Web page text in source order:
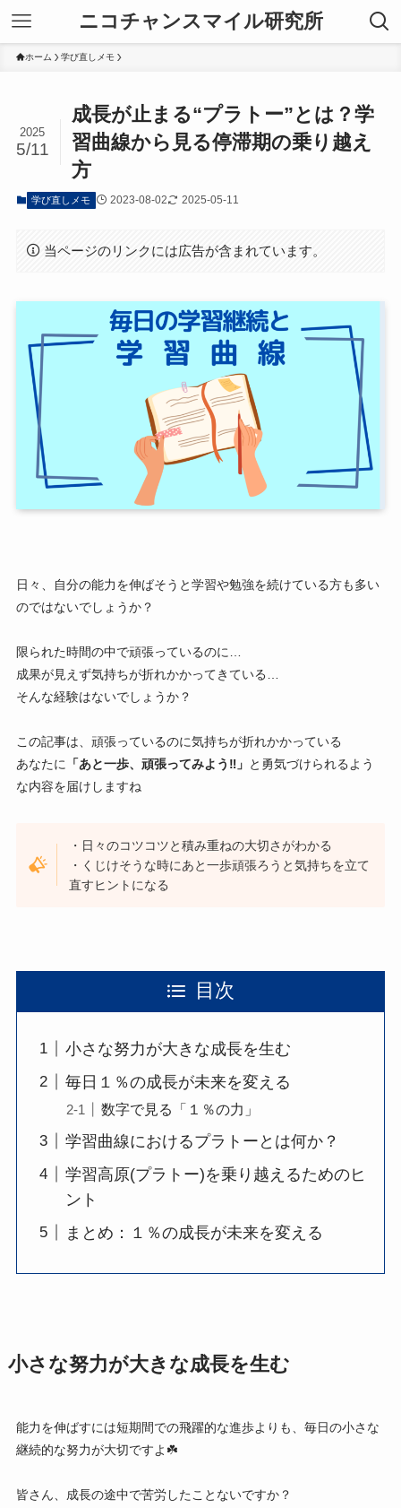
ニコチャンスマイル研究所
ホーム 学び直しメモ
成長が止まる“プラトー”とは？学
習曲線から見る停滞期の乗り越え
方
2025
5/11
学び直しメモ 2023-08-02 2025-05-11
当ページのリンクには広告が含まれています。
日々、自分の能力を伸ばそうと学習や勉強を続けている方も多い
のではないでしょうか？
限られた時間の中で頑張っているのに…
成果が見えず気持ちが折れかかってきている…
そんな経験はないでしょうか？
この記事は、頑張っているのに気持ちが折れかかっている
あなたに
「あと一歩、頑張ってみよう‼️」 と勇気づけられるよう
な内容を届けしますね
・日々のコツコツと積み重ねの大切さがわかる
・くじけそうな時にあと一歩頑張ろうと気持ちを立て
直すヒントになる
目次
小さな努力が大きな成長を生む
毎日１％の成長が未来を変える
数字で見る「１％の力」
学習曲線におけるプラトーとは何か？
学習高原(プラトー)を乗り越えるためのヒ
ント
まとめ：１％の成長が未来を変える
小さな努力が大きな成長を生む
能力を伸ばすには短期間での飛躍的な進歩よりも、毎日の小さな
継続的な努力が大切ですよ☘️
皆さん、成長の途中で苦労したことないですか？